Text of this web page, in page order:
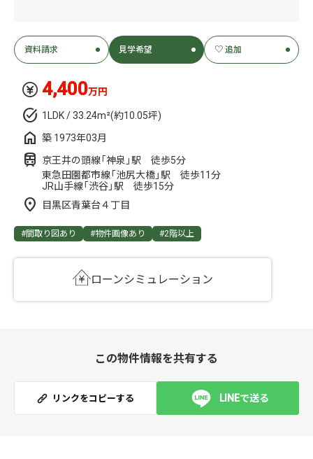
4,400万円
1LDK / 33.24m²(約10.05坪)
築 1973年03月
京王井の頭線「神泉」駅 徒歩5分
東急田園都市線「池尻大橋」駅 徒歩11分
JR山手線「渋谷」駅 徒歩15分
目黒区青葉台４丁目
#間取り図あり #物件画像あり #2階以上
資料請求 見学希望 ♡ 追加
ローンシミュレーション
この物件情報を共有する
リンクをコピーする LINEで送る